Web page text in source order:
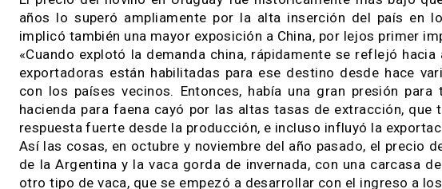
De cualquier manera, en 2019, Uruguay cumplió con la
fuera de la misma. «Pero hubo momentos en que los
la cuota. Entonces, se la dejaba para negocios
operación se hacía viable. El excedente debe pagar el
de absorberlo. Finalmente, la mercadería se redireccionaba
Uruguay y la Argentina
El precio del novillo en Uruguay fue históricamente más
años lo superó ampliamente por la alta inserción del
implicó también una mayor exposición a China, por lejos